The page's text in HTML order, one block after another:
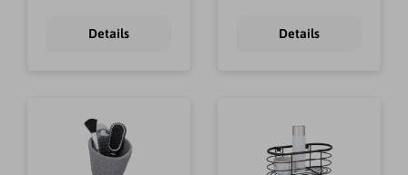
Details Details